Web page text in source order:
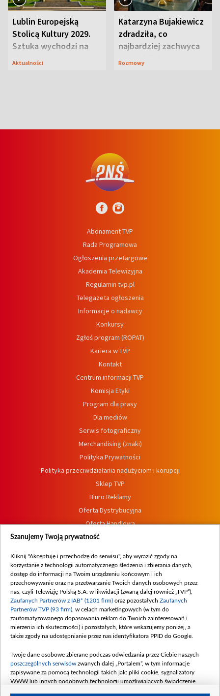
Lublin Europejską
Stolicą Kultury 2029.
Sztuka wychodzi na
Aktualności
Katarzyna Bujakiewicz
zdradziła, co
najbardziej zachwyca
Rozmowy
Abonament TVP
Rada Programowa
Ogłoszenia przetargowe
Akademia Telewizyjna
Regulamin tvp.pl
Telegazeta ogłoszenia
Informacje o nadawcy
Konkursy
Zgłoś program (ROPAT)
Kariera w TVP
Kontakt
Centrum informacji TVP
Komisja Etyki
Program dla prasy
Dla mediów
Serwis fotograficzny
Merchandising (znaki)
Polityka Prywatności
Polityka przeciwdziałania nadużyciom i korupcji
Sklep TVP
Biuro Reklamy
Oferta Dystrybucyjna
Oferta Handlowa
Dostępność
Procedura zgłoszeń wewnętrznych
Szanujemy Twoją prywatność
Kliknij "Akceptuję i przechodzę do serwisu", aby wyrazić zgody na
korzystanie z technologii automatycznego śledzenia i zbierania danych,
dostęp do informacji na Twoim urządzeniu końcowym i ich
przechowywanie oraz na przetwarzanie Twoich danych osobowych przez
nas, czyli Telewizję Polską S.A. w likwidacji (zwaną dalej również „TVP”),
Zaufanych Partnerów z IAB* (1201 firm) oraz pozostałych Zaufanych
Partnerów TVP (93 firm) , w celach marketingowych (w tym do
zautomatyzowanego dopasowania reklam do Twoich zainteresowań i
mierzenia ich skuteczności) i pozostałych, które wskazujemy poniżej, a
także zgody na udostępnianie przez nas identyfikatora PPID do Google.
Twoje dane osobowe zbierane podczas odwiedzania przez Ciebie naszych
poszczególnych serwisów zwanych dalej „Portalem”, w tym informacje
zapisywane za pomocą technologii takich jak: pliki cookie, sygnalizatory
WWW lub innych podobnych technologii umożliwiających świadczenie